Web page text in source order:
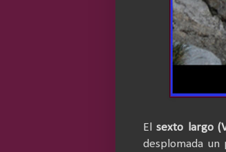
Elsexto largo
desplomada